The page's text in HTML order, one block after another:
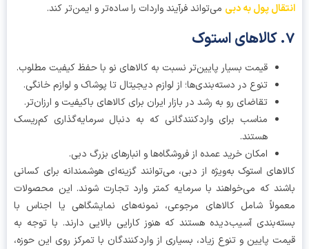
پول به دبیمی‌تواند فرآیند واردات را ساده‌تر و ایمن‌تر کند.
قیمت بسیار پایین‌تر نسبت به کالاهای نو با حفظ کیفیت مطلوب.
تنوع در دسته‌بندی‌ها؛ از لوازم دیجیتال تا پوشاک و لوازم خانگی.
تقاضای رو به رشد در بازار ایران برای کالاهای باکیفیت و ارزان‌تر.
مناسب برای واردکنندگانی که به دنبال سرمایه‌گذاری کم‌ریسک
هستند.
امکان خرید عمده از فروشگاه‌ها و انبارهای بزرگ دبی.
استوک به‌ویژه از دبی، می‌توانند گزینه‌ای هوشمندانه برای کسانی
که می‌خواهند با سرمایه کمتر وارد تجارت شوند. این محصولات
شامل کالاهای مرجوعی، نمونه‌های نمایشگاهی یا اجناس با
آسیب‌دیده هستند که هنوز کارایی بالایی دارند. با توجه به
پایین و تنوع زیاد، بسیاری از واردکنندگان با تمرکز روی این حوزه،